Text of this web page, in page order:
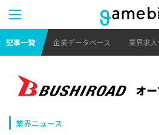
記事一覧 企業データベース 業界求
業界ニュース